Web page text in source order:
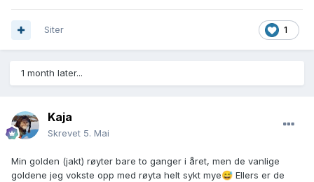
1
Siter
1 month later...
Kaja
Skrevet 5. Mai
Min golden (jakt) røyter bare to ganger i året, men de vanlige
goldene jeg vokste opp med røyta helt sykt mye😅 Ellers er de